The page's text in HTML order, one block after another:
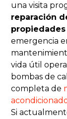
una visita
reparación
emergencia
vida útil
bombas de
completa de
Si